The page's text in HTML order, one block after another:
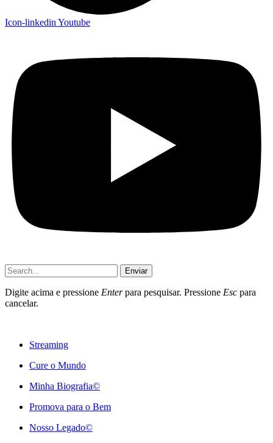
Icon-linkedin Youtube
Enviar
Digite acima e pressione Enterpara pesquisar. Pressione Esc para
cancelar.
Streaming
Cure o Mundo
Minha Biografia©
Promova para o Bem
Nosso Legado©